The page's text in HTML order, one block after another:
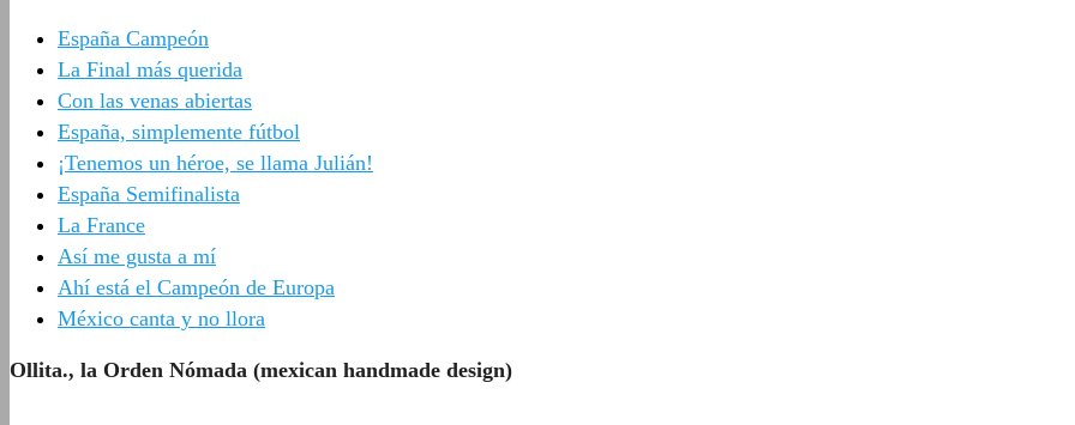
España Campeón
La Final más querida
Con las venas abiertas
España, simplemente fútbol
¡Tenemos un héroe, se llama Julián!
España Semifinalista
La France
Así me gusta a mí
Ahí está el Campeón de Europa
México canta y no llora
Ollita., la Orden Nómada (mexican handmade design)